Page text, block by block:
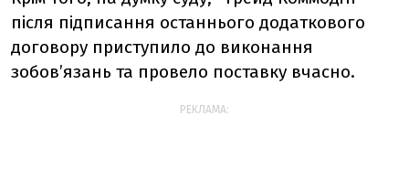
після підписання останнього додаткового
договору приступило до виконання
зобов’язань та провело поставку вчасно.
РЕКЛАМА: